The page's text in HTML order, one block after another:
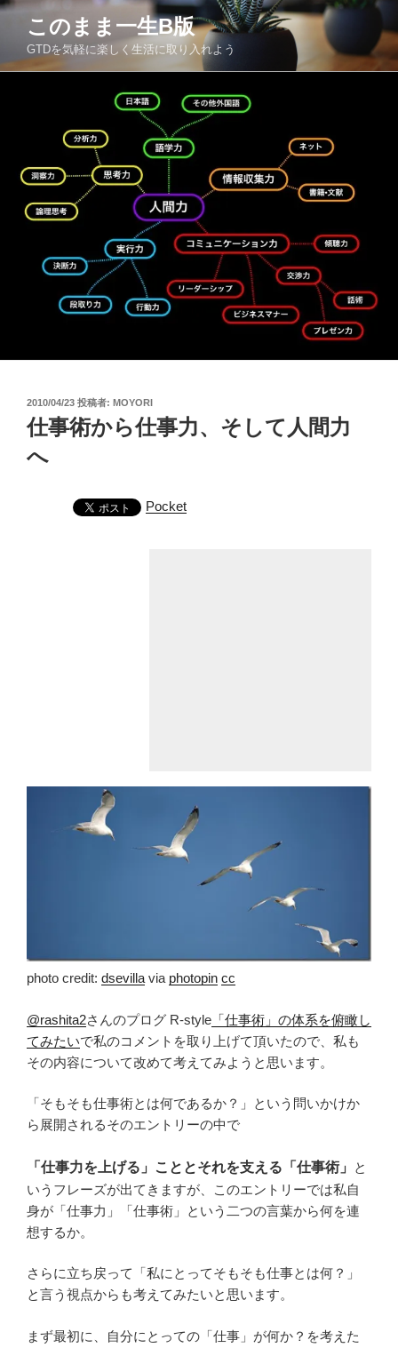
コ
ン
このまま一生Β版
GTDを気軽に楽しく生活に取り入れよう
投
稿
日:
2010/04/23 投稿者: MOYORI
仕事術から仕事力、そして人間力
へ
Pocket
photo credit: dsevilla via photopin cc
@rashita2さんのプログ R-style 「仕事術」の体系を俯瞰し
てみたいで私のコメントを取り上げて頂いたので、私も
その内容について改めて考えてみようと思います。
「そもそも仕事術とは何であるか？」という問いかけか
ら展開されるそのエントリーの中で
「仕事力を上げる」こととそれを支える「仕事術」
と
いうフレーズが出てきますが、このエントリーでは私自
身が「仕事力」「仕事術」という二つの言葉から何を連
想するか。
さらに立ち戻って「私にとってそもそも仕事とは何？」
と言う視点からも考えてみたいと思います。
まず最初に、自分にとっての「仕事」が何か？を考えた